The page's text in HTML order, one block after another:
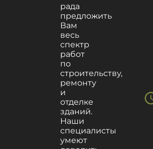
рада
предложить
Вам
весь
спектр
работ
по
строительству,
ремонту
и
отделке
зданий.
Наши
специалисты
умеют